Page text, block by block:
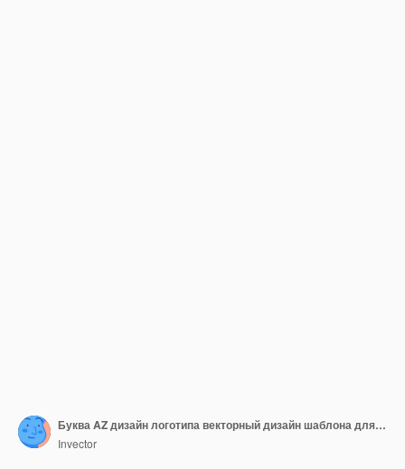
Буква AZ дизайн логотипа векторный дизайн шаблона для бренда
Invector